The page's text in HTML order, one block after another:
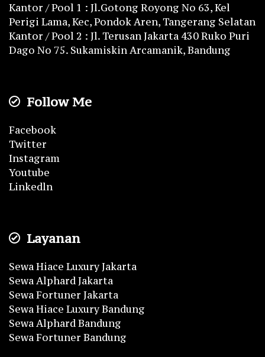
Kantor / Pool 1 : Jl.Gotong Royong No 63, Kel
Perigi Lama, Kec, Pondok Aren, Tangerang Selatan
Kantor / Pool 2 : Jl. Terusan Jakarta 430 Ruko Puri
Dago No 75. Sukamiskin Arcamanik, Bandung
Follow Me
Facebook
Twitter
Instagram
Youtube
Linkedln
Layanan
Sewa Hiace Luxury Jakarta
Sewa Alphard Jakarta
Sewa Fortuner Jakarta
Sewa Hiace Luxury Bandung
Sewa Alphard Bandung
Sewa Fortuner Bandung